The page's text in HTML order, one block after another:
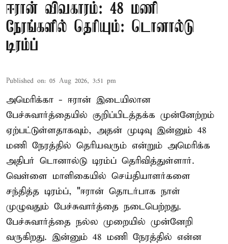
ஈரான் விவகாரம்: 48 மணி
நேரங்களில் தெரியும்: டொனால்டு
டிரம்ப்
Published on: 05 Aug 2026, 3:51 pm
அமெரிக்கா - ஈரான் இடையிலான
பேச்சுவார்த்தையில் குறிப்பிடத்தக்க முன்னேற்றம்
ஏற்பட்டுள்ளதாகவும், அதன் முடிவு இன்னும் 48
மணி நேரத்தில் தெரியவரும் என்றும் அமெரிக்க
அதிபர் டொனால்டு டிரம்ப் தெரிவித்துள்ளார்.
வெள்ளை மாளிகையில் செய்தியாளர்களை
சந்தித்த டிரம்ப், "ஈரான் தொடர்பாக நாள்
முழுவதும் பேச்சுவார்த்தை நடைபெற்றது.
பேச்சுவார்த்தை நல்ல முறையில் முன்னேறி
வருகிறது. இன்னும் 48 மணி நேரத்தில் என்ன